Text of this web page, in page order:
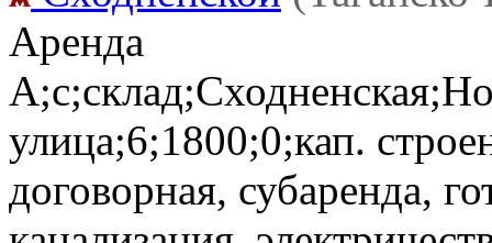
Аренда
улица;6;1800;0;кап.
договорная, субаренда,